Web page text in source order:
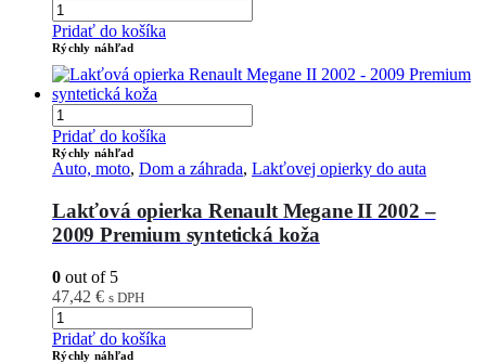
Pridať do košíka
Rýchly náhľad
Pridať do košíka
Rýchly náhľad
Auto, moto, Dom a záhrada, Lakťovej opierky do auta
Lakťová opierka Renault Megane II 2002 –
2009 Premium syntetická koža
0 out of 5
47,42 € s DPH
Pridať do košíka
Rýchly náhľad